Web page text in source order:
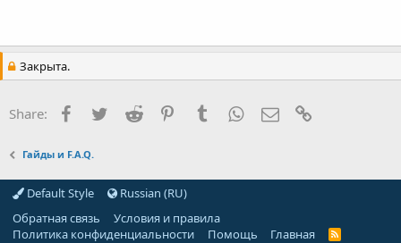
Закрыта.
Share: Facebook
TwitterReddit PinterestTumblrWhatsApp
E-mail
Гайды и F.A.Q.
Default Style
Russian (RU)
Обратная связь
Условия и правила
Политика конфиденциальности
Помощь Главная
R